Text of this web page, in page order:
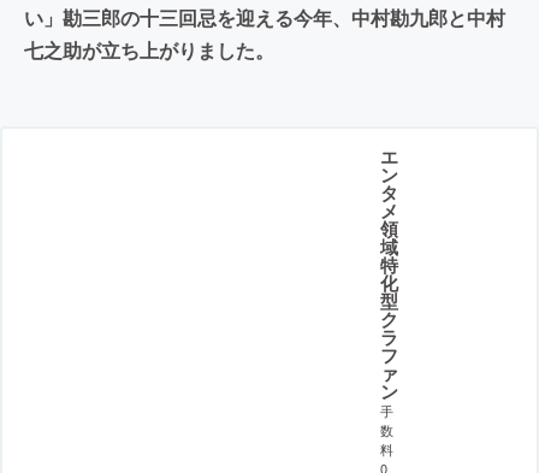
い」勘三郎の十三回忌を迎える今年、中村勘九郎と中村
七之助が立ち上がりました。
エ
ン
タ
メ
領
域
特
化
型
ク
ラ
フ
ァ
ン
手
数
料
0